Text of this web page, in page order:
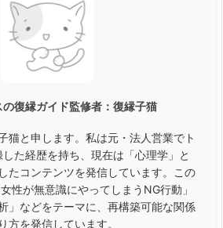
復縁ガイド監修者： 復縁子猫
猫と申します。私は元・法人営業でト
た経歴を持ち、現在は「心理学」と
たコンテンツを発信しています。この
性が無意識にやってしまうNG行動」
」などをテーマに、再構築可能な関係
方を発信しています。